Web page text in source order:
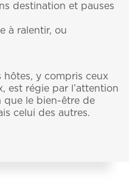
destination et pauses
à ralentir, ou
hôtes, y compris ceux
est régie par l’attention
que le bien-être de
celui des autres.